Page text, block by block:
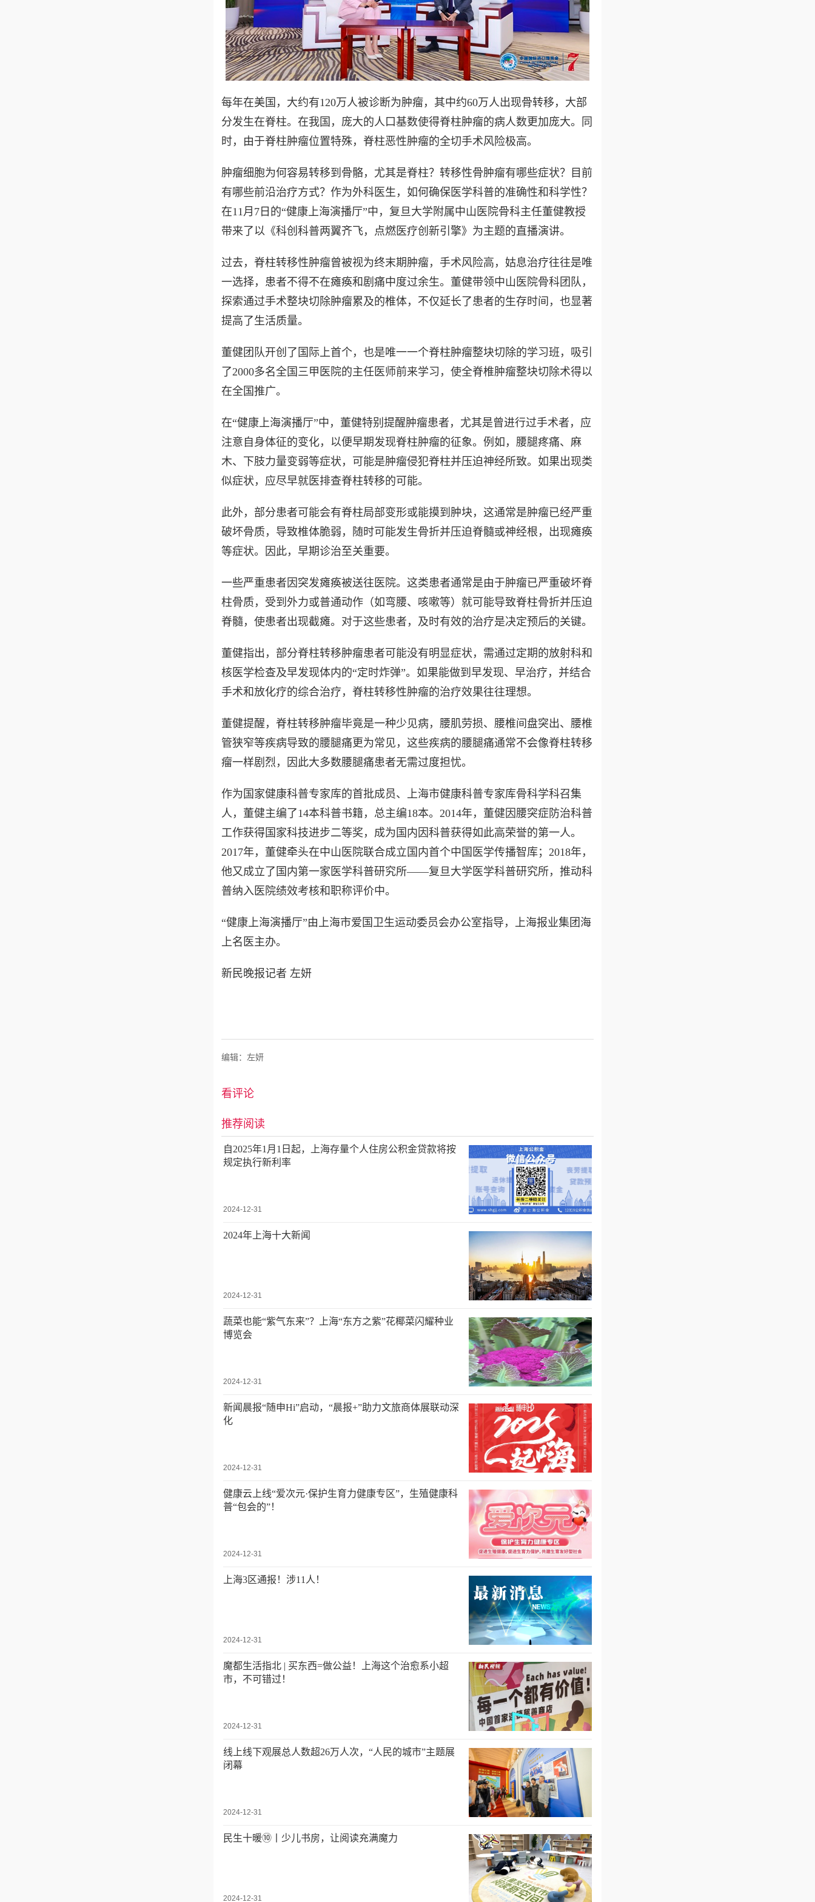
每年在美国，大约有120万人被诊断为肿瘤，其中约60万人出现骨转移，大部
分发生在脊柱。在我国，庞大的人口基数使得脊柱肿瘤的病人数更加庞大。同
时，由于脊柱肿瘤位置特殊，脊柱恶性肿瘤的全切手术风险极高。
肿瘤细胞为何容易转移到骨骼，尤其是脊柱？转移性骨肿瘤有哪些症状？目前
有哪些前沿治疗方式？作为外科医生，如何确保医学科普的准确性和科学性？
在11月7日的“健康上海演播厅”中，复旦大学附属中山医院骨科主任董健教授
带来了以《科创科普两翼齐飞，点燃医疗创新引擎》为主题的直播演讲。
过去，脊柱转移性肿瘤曾被视为终末期肿瘤，手术风险高，姑息治疗往往是唯
一选择，患者不得不在瘫痪和剧痛中度过余生。董健带领中山医院骨科团队，
探索通过手术整块切除肿瘤累及的椎体，不仅延长了患者的生存时间，也显著
提高了生活质量。
董健团队开创了国际上首个，也是唯一一个脊柱肿瘤整块切除的学习班，吸引
了2000多名全国三甲医院的主任医师前来学习，使全脊椎肿瘤整块切除术得以
在全国推广。
在“健康上海演播厅”中，董健特别提醒肿瘤患者，尤其是曾进行过手术者，应
注意自身体征的变化，以便早期发现脊柱肿瘤的征象。例如，腰腿疼痛、麻
木、下肢力量变弱等症状，可能是肿瘤侵犯脊柱并压迫神经所致。如果出现类
似症状，应尽早就医排查脊柱转移的可能。
此外，部分患者可能会有脊柱局部变形或能摸到肿块，这通常是肿瘤已经严重
破坏骨质，导致椎体脆弱，随时可能发生骨折并压迫脊髓或神经根，出现瘫痪
等症状。因此，早期诊治至关重要。
一些严重患者因突发瘫痪被送往医院。这类患者通常是由于肿瘤已严重破坏脊
柱骨质，受到外力或普通动作（如弯腰、咳嗽等）就可能导致脊柱骨折并压迫
脊髓，使患者出现截瘫。对于这些患者，及时有效的治疗是决定预后的关键。
董健指出，部分脊柱转移肿瘤患者可能没有明显症状，需通过定期的放射科和
核医学检查及早发现体内的“定时炸弹”。如果能做到早发现、早治疗，并结合
手术和放化疗的综合治疗，脊柱转移性肿瘤的治疗效果往往理想。
董健提醒，脊柱转移肿瘤毕竟是一种少见病，腰肌劳损、腰椎间盘突出、腰椎
管狭窄等疾病导致的腰腿痛更为常见，这些疾病的腰腿痛通常不会像脊柱转移
瘤一样剧烈，因此大多数腰腿痛患者无需过度担忧。
作为国家健康科普专家库的首批成员、上海市健康科普专家库骨科学科召集
人，董健主编了14本科普书籍，总主编18本。 2014年，董健因腰突症防治科普
工作获得国家科技进步二等奖，成为国内因科普获得如此高荣誉的第一人。
2017年，董健牵头在中山医院联合成立国内首个中国医学传播智库；2018年，
他又成立了国内第一家医学科普研究所——复旦大学医学科普研究所，推动科
普纳入医院绩效考核和职称评价中。
“健康上海演播厅”由上海市爱国卫生运动委员会办公室指导，上海报业集团海
上名医主办。
新民晚报记者 左妍
编辑：左妍
看评论
推荐阅读
自2025年1月1日起，上海存量个人住房公积金贷款将按
规定执行新利率
2024-12-31
2024年上海十大新闻
2024-12-31
蔬菜也能“紫气东来”？上海“东方之紫”花椰菜闪耀种业
博览会
2024-12-31
新闻晨报“随申Hi”启动，“晨报+”助力文旅商体展联动深
化
2024-12-31
健康云上线“爱次元·保护生育力健康专区”，生殖健康科
普“包会的”！
2024-12-31
上海3区通报！涉11人！
2024-12-31
魔都生活指北 | 买东西=做公益！上海这个治愈系小超
市，不可错过！
2024-12-31
线上线下观展总人数超26万人次，“人民的城市”主题展
闭幕
2024-12-31
民生十暖⑩丨少儿书房，让阅读充满魔力
2024-12-31